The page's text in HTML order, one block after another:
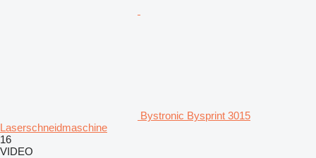
Bystronic Bysprint 3015
Laserschneidmaschine
16
VIDEO